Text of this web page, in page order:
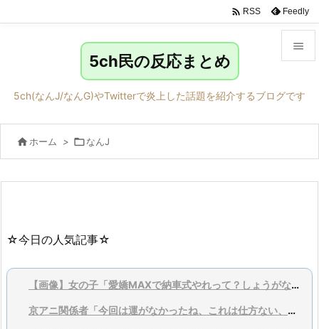

メニュ
サイド

 RSS Feedly
5ch民の反応まとめ
5ch(なんJ/なんG)やTwitterで炎上した話題を紹介するブログです
 ホーム > なんJ
☆今日の人気記事☆
【画像】女の子「愛嬌MAXで納車式やれって？しょうがないなあ…」
京アニ関係者「今回は運がなかったね、これは仕方ない、割り切っちゃおう」